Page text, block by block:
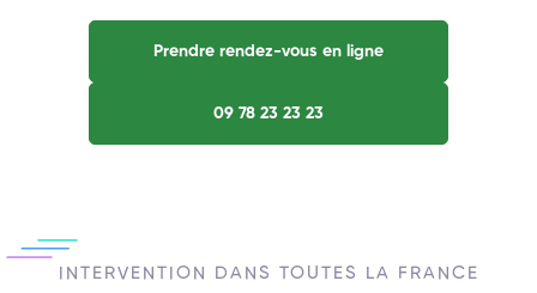
Prendre rendez-vous en ligne
09 78 23 23 23
INTERVENTION DANS TOUTES LA FRANCE